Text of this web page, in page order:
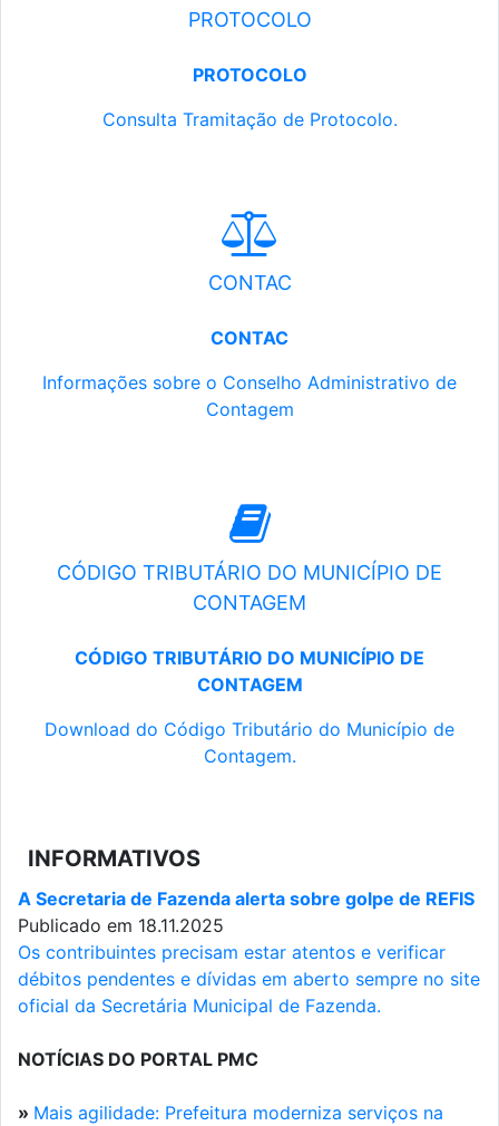
PROTOCOLO
PROTOCOLO
Consulta Tramitação de Protocolo.
CONTAC
CONTAC
Informações sobre o Conselho Administrativo de
Contagem
CÓDIGO TRIBUTÁRIO DO MUNICÍPIO DE
CONTAGEM
CÓDIGO TRIBUTÁRIO DO MUNICÍPIO DE
CONTAGEM
Download do Código Tributário do Município de
Contagem.
INFORMATIVOS
A Secretaria de Fazenda alerta sobre golpe de REFIS
Publicado em 18.11.2025
Os contribuintes precisam estar atentos e verificar
débitos pendentes e dívidas em aberto sempre no site
oficial da Secretária Municipal de Fazenda.
NOTÍCIAS DO PORTAL PMC
» Mais agilidade: Prefeitura moderniza serviços na